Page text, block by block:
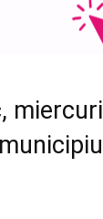
miercuri